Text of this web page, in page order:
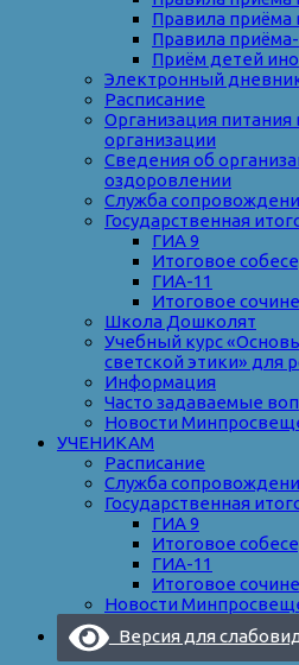
Правила приёма
Правила
Приём детей
Электронный
Расписание
Организация питания
организации
Сведения об
оздоровлении
Служба
Государственная
ГИА 9
Итоговое
ГИА-11
Итоговое
Школа Дошколят
Учебный курс
светской этики» для
Информация
Часто задаваемые
Новости
УЧЕНИКАМ
Расписание
Служба
Государственная
ГИА 9
Итоговое
ГИА-11
Итоговое
Новости
Версия для